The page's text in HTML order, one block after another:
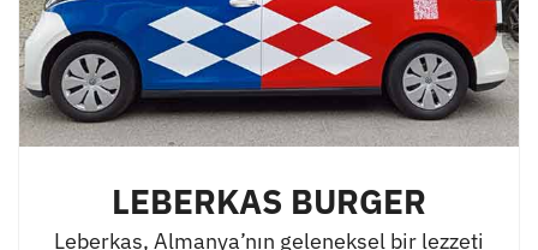
LEBERKAS BURGER
Leberkas, Almanya’nın geleneksel bir lezzeti